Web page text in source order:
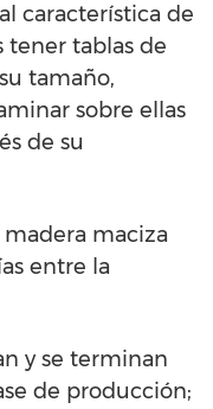
característica de
tener tablas de
tamaño,
sobre ellas
de su
maciza
entre la
y se terminan
de producción;